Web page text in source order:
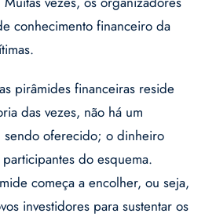
conhecimento financeiro da
pirâmides financeiras reside
das vezes, não há um
oferecido; o dinheiro
do esquema.
começa a encolher, ou seja,
investidores para sustentar os